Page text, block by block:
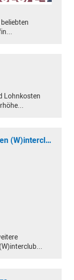
Lohnkosten
Rekordbeteiligung an der diesjährigen (W)interclub Austragung